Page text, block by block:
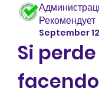
Рекомендует
September
Si
facendo